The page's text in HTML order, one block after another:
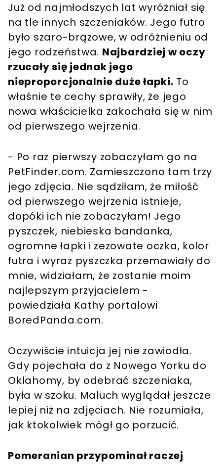
Już od najmłodszych lat wyróżniał się
na tle innych szczeniaków. Jego futro
było szaro-brązowe, w odróżnieniu od
jego rodzeństwa. Najbardziej w oczy
rzucały się jednak jego
nieproporcjonalnie duże łapki. To
właśnie te cechy sprawiły, że jego
nowa właścicielka zakochała się w nim
od pierwszego wejrzenia.
- Po raz pierwszy zobaczyłam go na
PetFinder.com. Zamieszczono tam trzy
jego zdjęcia. Nie sądziłam, że miłość
od pierwszego wejrzenia istnieje,
dopóki ich nie zobaczyłam! Jego
pyszczek, niebieska bandanka,
ogromne łapki i zezowate oczka, kolor
futra i wyraz pyszczka przemawiały do
mnie, widziałam, że zostanie moim
najlepszym przyjacielem -
powiedziała Kathy portalowi
BoredPanda.com.
Oczywiście intuicja jej nie zawiodła.
Gdy pojechała do z Nowego Yorku do
Oklahomy, by odebrać szczeniaka,
była w szoku. Maluch wyglądał jeszcze
lepiej niż na zdjęciach. Nie rozumiała,
jak ktokolwiek mógł go porzucić.
Pomeranian przypominał raczej